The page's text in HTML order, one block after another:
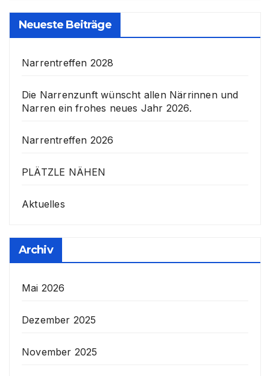
Neueste Beiträge
Narrentreffen 2028
Die Narrenzunft wünscht allen Närrinnen und
Narren ein frohes neues Jahr 2026.
Narrentreffen 2026
PLÄTZLE NÄHEN
Aktuelles
Archiv
Mai 2026
Dezember 2025
November 2025